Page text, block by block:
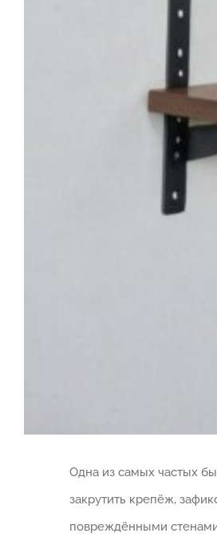
Одна из самых частых
закрутить крепёж,
повреждёнными